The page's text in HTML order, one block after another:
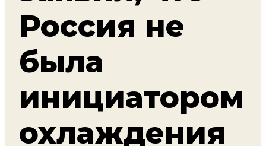
Россия не
была
инициатором
охлаждения